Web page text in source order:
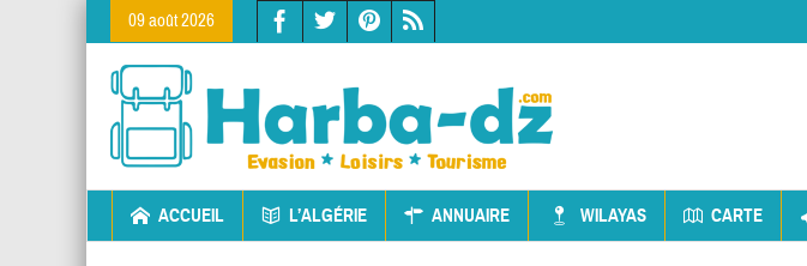
09 août 2026
ACCUEIL L’ALGÉRIE ANNUAIRE WILAYAS CARTE